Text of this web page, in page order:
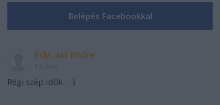
Édy, aki Endre
Régi szép idők... :)